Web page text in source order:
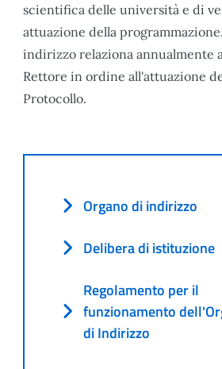
scientifica delle università e di
attuazione della
indirizzo relaziona annualmente
Rettore in ordine all'attuazione
Protocollo.
Organo di indirizzo
Delibera di istituzione
Regolamento per il
funzionamento
di Indirizzo